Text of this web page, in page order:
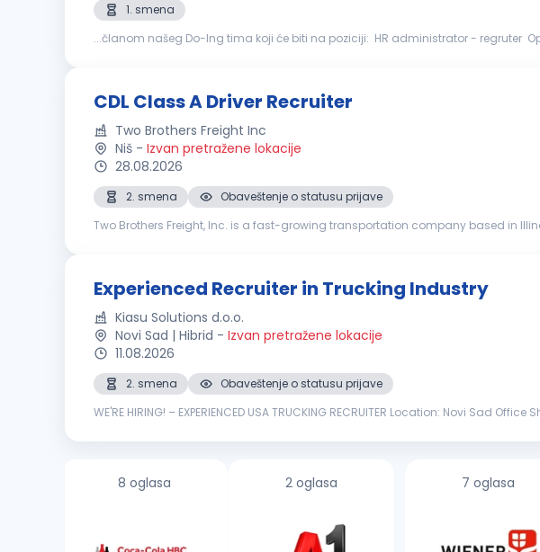
1. smena
CDL Class A Driver Recruiter
Two Brothers Freight Inc
Niš - Izvan pretražene lokacije
28.08.2026
2. smena
Obaveštenje o statusu prijave
Two Brothers Freight, Inc. is a fast-growing transportation company based in
Experienced Recruiter in Trucking Industry
Kiasu Solutions d.o.o.
Novi Sad | Hibrid - Izvan pretražene lokacije
11.08.2026
2. smena
Obaveštenje o statusu prijave
WE'RE HIRING! – EXPERIENCED USA TRUCKING RECRUITER Location: Novi Sad
8 oglasa 2 oglasa 7 oglasa